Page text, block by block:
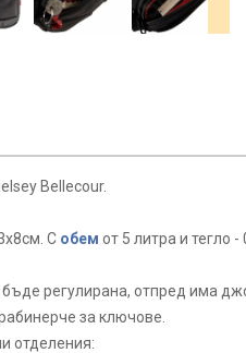
Bellecour.
С обем от 5 литра и тегло -
регулирана, отпред има
за ключове.
отделения: